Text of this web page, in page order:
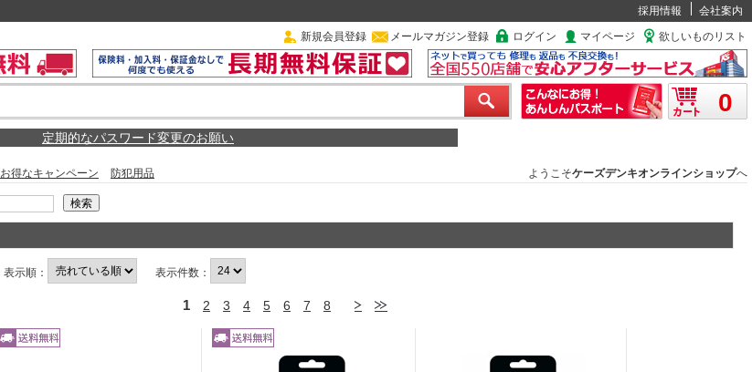
採用情報
会社案内
新規会員登録 メールマガジン登録 ログイン マイページ 欲しいものリスト
0
定期的なパスワード変更のお願い
お得なキャンペーン 防犯用品 ようこそケーズデンキオンラインショップへ
表示順： 表示件数：
1 2 3 4 5 6 7 8